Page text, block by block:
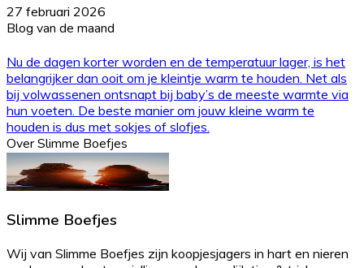
27 februari 2026
Blog van de maand
Nu de dagen korter worden en de temperatuur lager, is het
belangrijker dan ooit om je kleintje warm te houden. Net als
bij volwassenen ontsnapt bij baby’s de meeste warmte via
hun voeten. De beste manier om jouw kleine warm te
houden is dus met sokjes of slofjes.
Over Slimme Boefjes
Slimme Boefjes
Wij van Slimme Boefjes zijn koopjesjagers in hart en nieren